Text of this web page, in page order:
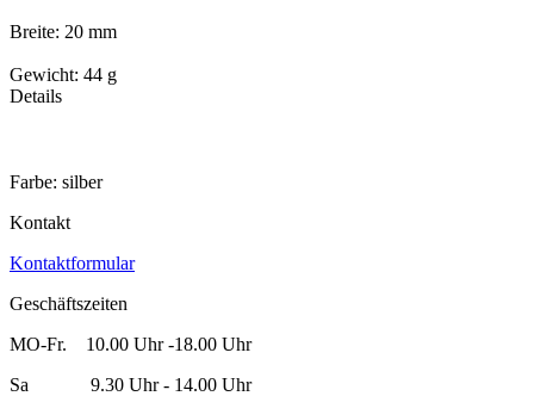
Breite: 20 mm
Gewicht: 44 g
Details
Farbe: silber
Kontakt
Kontaktformular
Geschäftszeiten
MO-Fr. 10.00 Uhr -18.00 Uhr
Sa 9.30 Uhr - 14.00 Uhr